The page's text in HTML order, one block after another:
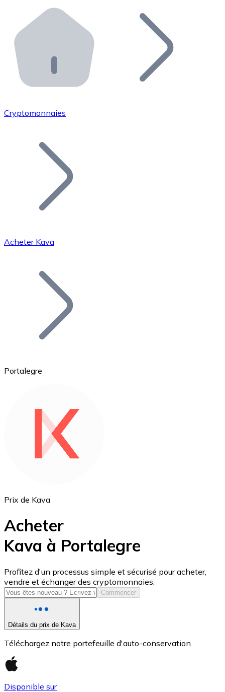
Distributeurs automatiques Bitnovo
Intégrez un ATM Bitnovo dans votre entreprise et
API Bitnovo
Intégrez notre API dans votre écosystème.
Rejoignez notre réseau de distributeurs et
Ajoutez le token de votre projet à notre service
Bitcoin
Ethereum
USD Coin
USDC
Cryptomonnaies
Acheter Kava
Portalegre
Prix de Kava
Acheter
Kava à Portalegre
Profitez d'un processus simple et sécurisé pour acheter,
vendre et échanger des cryptomonnaies.
Commencer
Détails du prix de Kava
Téléchargez notre portefeuille d'auto-conservation
Disponible sur